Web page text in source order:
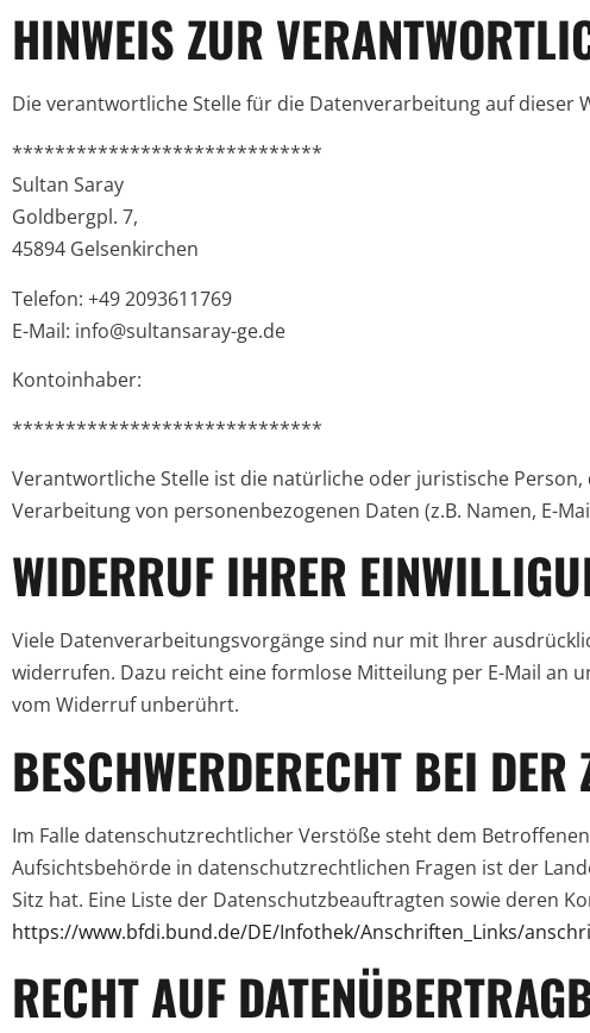
HINWEIS ZUR
Die verantwortliche Stelle für die Datenverarbeitung auf dieser
*****************************
Sultan Saray
Goldbergpl. 7,
45894 Gelsenkirchen
Telefon: +49 2093611769
E-Mail: info@sultansaray-ge.de
Kontoinhaber:
*****************************
Verantwortliche Stelle ist die natürliche oder juristische
Verarbeitung von personenbezogenen Daten (z.B. Namen, E-
WIDERRUF IHRER
Viele Datenverarbeitungsvorgänge sind nur mit Ihrer
widerrufen. Dazu reicht eine formlose Mitteilung per E-Mail an
vom Widerruf unberührt.
BESCHWERDERECHT BEI
Im Falle datenschutzrechtlicher Verstöße steht dem
Aufsichtsbehörde in datenschutzrechtlichen Fragen ist der
Sitz hat. Eine Liste der Datenschutzbeauftragten sowie deren
https://www.bfdi.bund.de/DE/Infothek/Anschriften_Links/
RECHT AUF